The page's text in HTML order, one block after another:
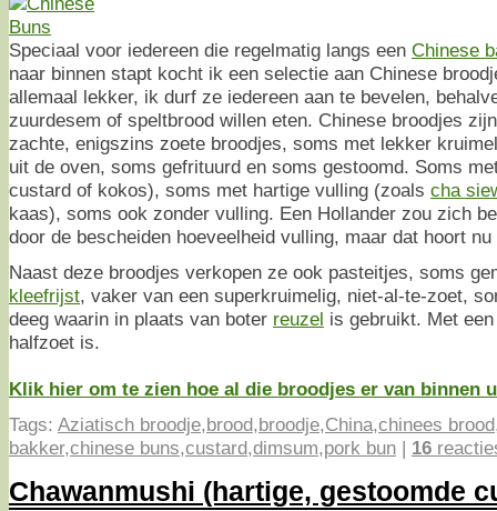
Speciaal voor iedereen die regelmatig langs een Chinese
naar binnen stapt kocht ik een selectie aan Chinese
allemaal lekker, ik durf ze iedereen aan te bevelen,
zuurdesem of speltbrood willen eten. Chinese broodjes
zachte, enigszins zoete broodjes, soms met lekker
uit de oven, soms gefrituurd en soms gestoomd. Soms
custard of kokos), soms met hartige vulling (zoals cha
kaas), soms ook zonder vulling. Een Hollander zou zich
door de bescheiden hoeveelheid vulling, maar dat hoort
Naast deze broodjes verkopen ze ook pasteitjes, soms
kleefrijst, vaker van een superkruimelig, niet-al-te-zoet,
deeg waarin in plaats van boter reuzel is gebruikt. Met
halfzoet is.
Klik hier om te zien hoe al die broodjes er van binnen
Tags: Aziatisch broodje,brood,broodje,China,chinees brood
bakker,chinese buns,custard,dimsum,pork bun | 16
Chawanmushi (hartige, gestoomde